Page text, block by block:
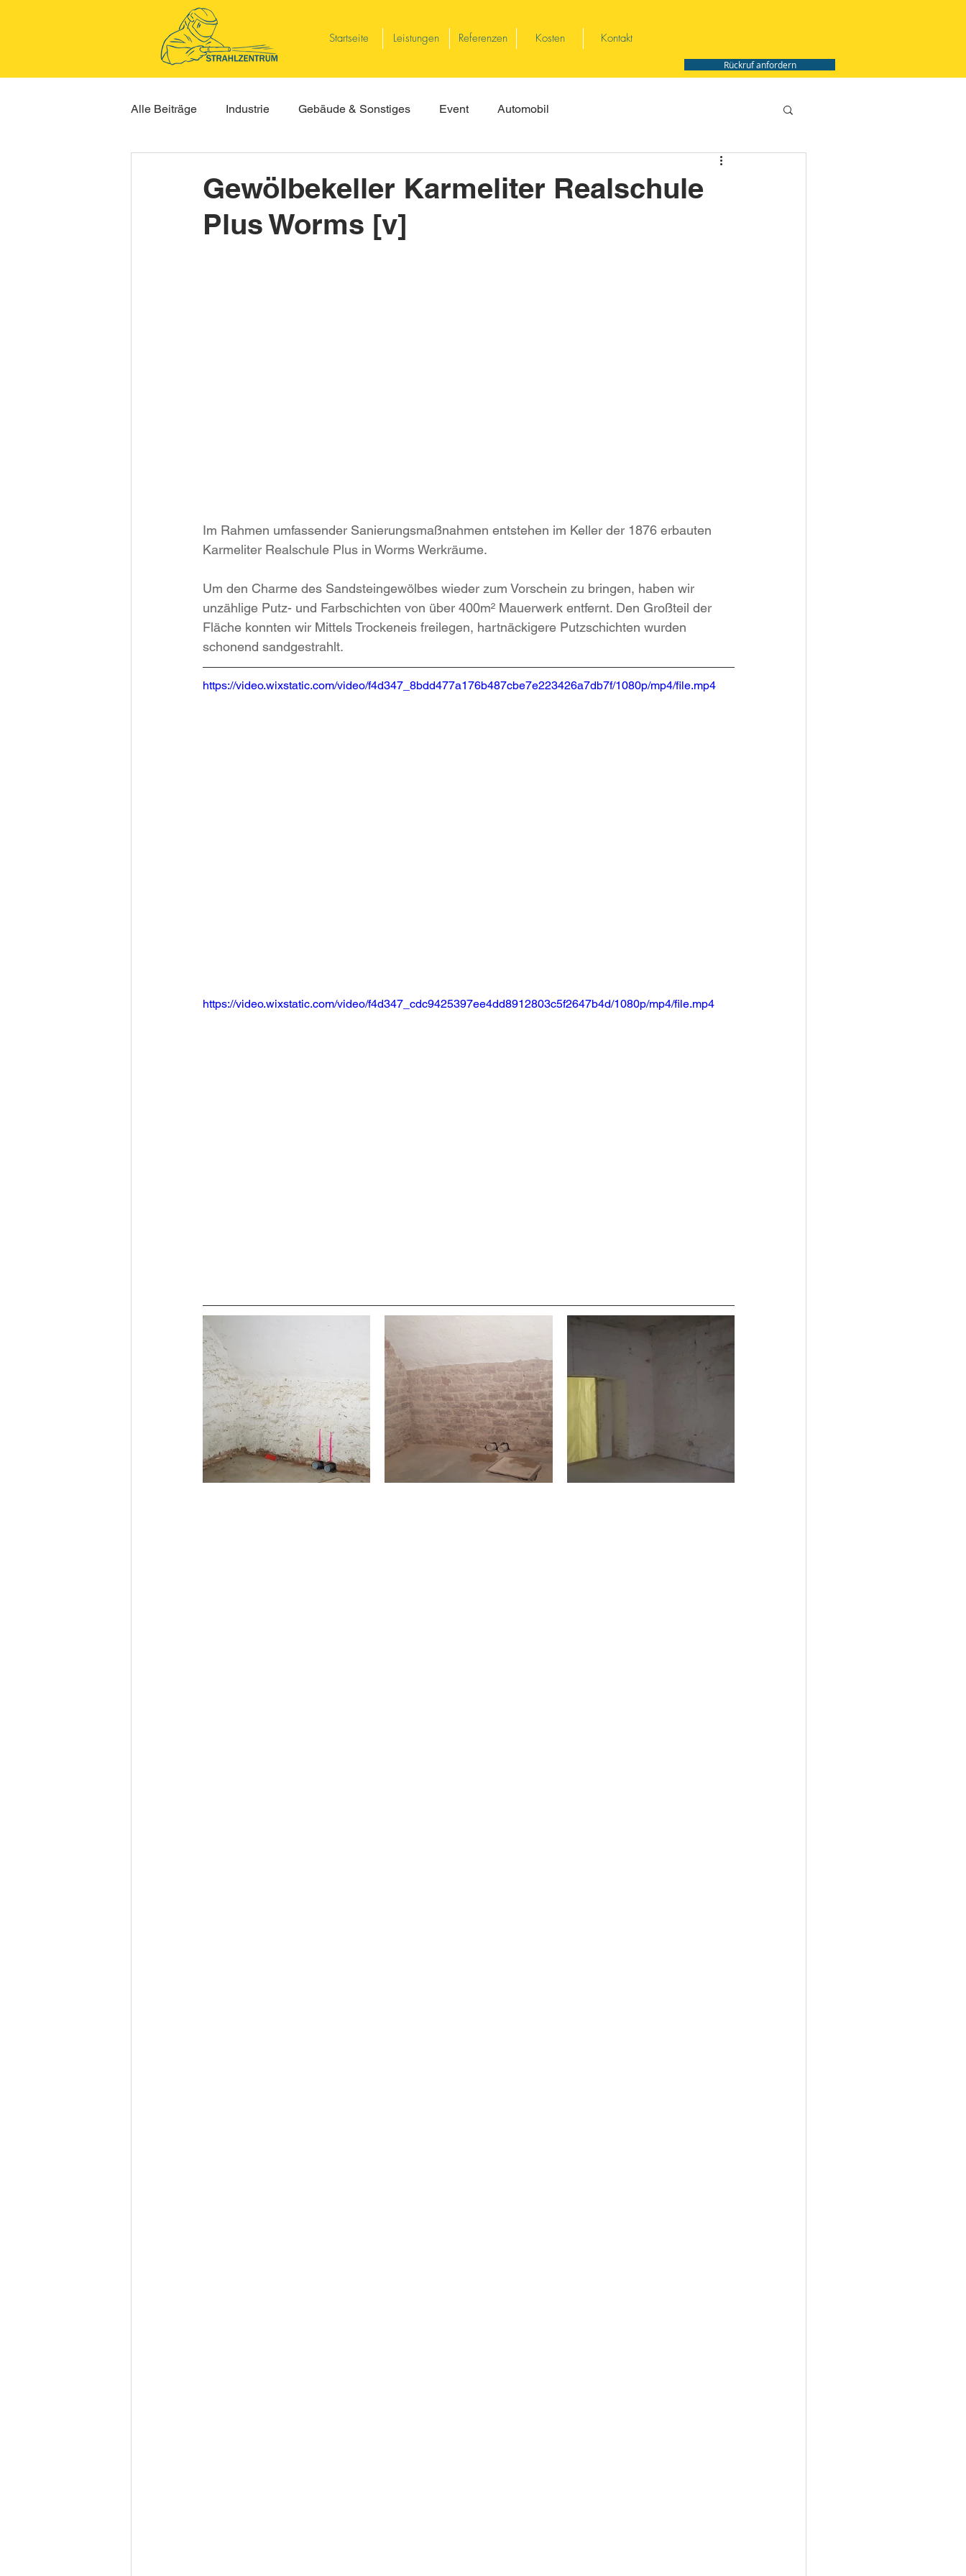
Startseite Leistungen Referenzen Kosten Kontakt
Rückruf anfordern
Alle Beiträge Industrie Gebäude & Sonstiges Event Automobil
Gewölbekeller Karmeliter Realschule
Plus Worms [v]
Im Rahmen umfassender Sanierungsmaßnahmen entstehen im Keller der 1876 erbauten
Karmeliter Realschule Plus in Worms Werkräume.
Um den Charme des Sandsteingewölbes wieder zum Vorschein zu bringen, haben wir
unzählige Putz- und Farbschichten von über 400m² Mauerwerk entfernt. Den Großteil der
Fläche konnten wir Mittels Trockeneis freilegen, hartnäckigere Putzschichten wurden
schonend sandgestrahlt.
https://video.wixstatic.com/video/f4d347_8bdd477a176b487cbe7e223426a7db7f/1080p/mp4/file.mp4
https://video.wixstatic.com/video/f4d347_cdc9425397ee4dd8912803c5f2647b4d/1080p/mp4/file.mp4